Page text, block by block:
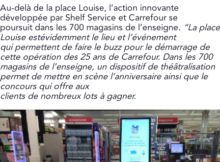
Au-delà de la place Louise, l’action innovante
développée par Shelf Service et Carrefour se
poursuit dans les 700 magasins de l’enseigne. “La place
Louise estévidemment le lieu et l’événement
qui permettent de faire le buzz pour le démarrage de
cette opération des 25 ans de Carrefour. Dans les 700
magasins de l’enseigne, un dispositif de théâtralisation
permet de mettre en scène l’anniversaire ainsi que le
concours qui offre aux
clients de nombreux lots à gagner.